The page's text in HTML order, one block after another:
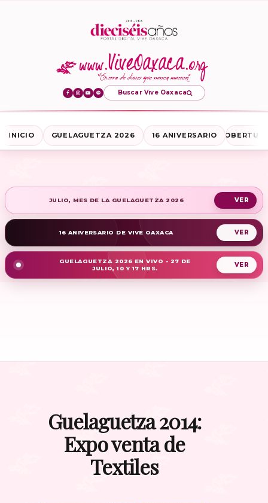
Buscar Vive Oaxaca
INICIO GUELAGUETZA 2026 16 ANIVERSARIO
JULIO, MES DE LA GUELAGUETZA 2026
16 ANIVERSARIO DE VIVE OAXACA
GUELAGUETZA 2026 EN VIVO - 27 DE
JULIO, 10 Y 17 HRS.
Guelaguetza 2014:
Expo venta de
Textiles